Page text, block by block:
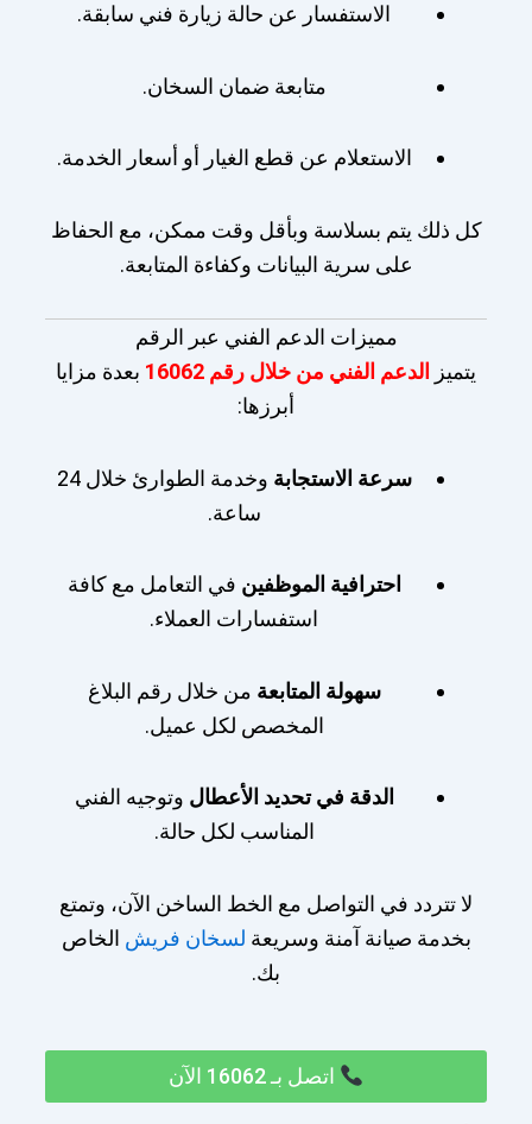
الاستفسار عن حالة زيارة فني سابقة.
متابعة ضمان السخان.
الاستعلام عن قطع الغيار أو أسعار الخدمة.
كل ذلك يتم بسلاسة وبأقل وقت ممكن، مع الحفاظ
على سرية البيانات وكفاءة المتابعة.
مميزات الدعم الفني عبر الرقم
يتميز
الدعم الفني من خلال رقم 16062
بعدة مزايا
أبرزها:
سرعة الاستجابة
وخدمة الطوارئ خلال 24
ساعة.
احترافية الموظفين في التعامل مع كافة
استفسارات العملاء.
سهولة المتابعة من خلال رقم البلاغ
المخصص لكل عميل.
الدقة في تحديد الأعطال وتوجيه الفني
المناسب لكل حالة.
لا تتردد في التواصل مع الخط الساخن الآن، وتمتع
بخدمة صيانة آمنة وسريعة لسخان فريش الخاص
بك.
اتصل بـ 16062 الآن